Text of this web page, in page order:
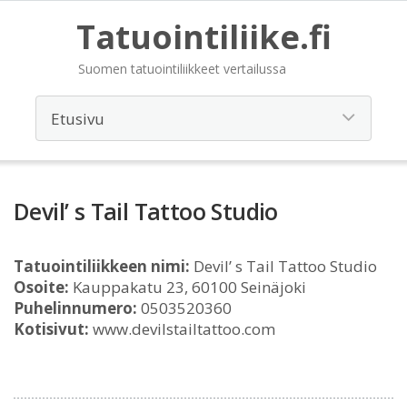
Tatuointiliike.fi
Suomen tatuointiliikkeet vertailussa
Devil’ s Tail Tattoo Studio
Tatuointiliikkeen nimi: Devil’ s Tail Tattoo Studio
Osoite: Kauppakatu 23, 60100 Seinäjoki
Puhelinnumero: 0503520360
Kotisivut: www.devilstailtattoo.com